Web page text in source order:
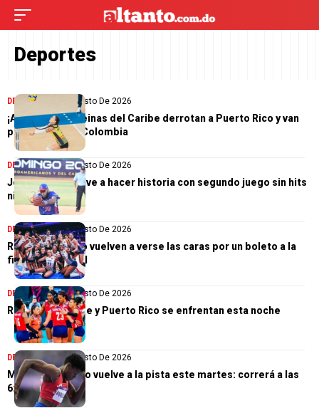
Deportes
DEPORTES 7 De Agosto De 2026
¡A la final! Las Reinas del Caribe derrotan a Puerto Rico y van
por el oro ante Colombia
DEPORTES6 De Agosto De 2026
Jonni Suriel vuelve a hacer historia con segundo juego sin hits
ni carreras
DEPORTES6 De Agosto De 2026
RD y Puerto Rico vuelven a verse las caras por un boleto a la
final del voleibol
DEPORTES4 De Agosto De 2026
Reinas del Caribe y Puerto Rico se enfrentan esta noche
DEPORTES 4 De Agosto De 2026
Marileidy Paulino vuelve a la pista este martes: correrá a las
6:30 de la tarde